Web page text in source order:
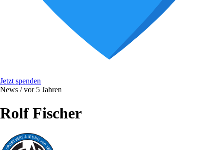
Jetzt spenden
News /vor 5 Jahren
Rolf Fischer